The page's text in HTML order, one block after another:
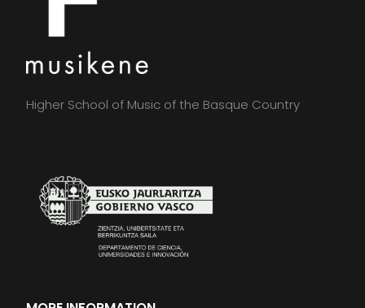
Higher School of Music of the Basque Country